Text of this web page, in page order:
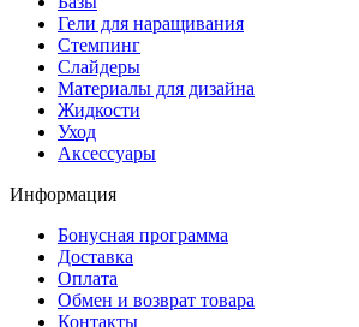
Гели для наращивания
Стемпинг
Слайдеры
Материалы для дизайна
Жидкости
Уход
Аксессуары
Информация
Бонусная программа
Доставка
Оплата
Обмен и возврат товара
Контакты